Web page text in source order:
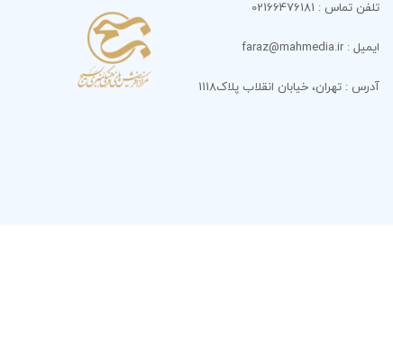
تلفن تماس : 02166476181
ایمیل : faraz@mahmedia.ir
آدرس : تهران، خیابان انقلاب پلاک1118